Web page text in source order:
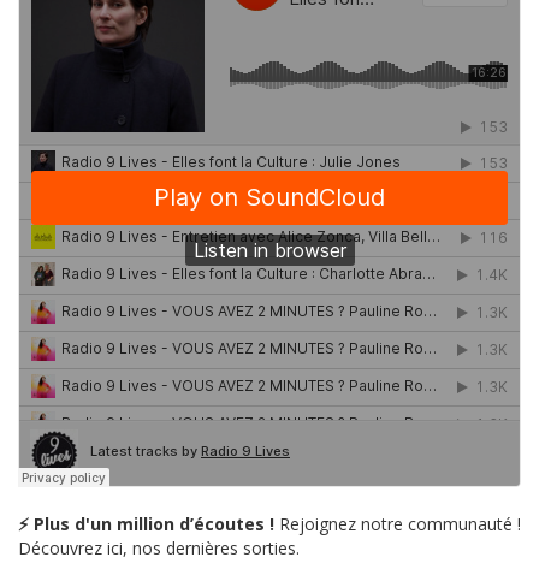
⚡ Plus d'un million d’écoutes ! Rejoignez notre communauté !
Découvrez ici, nos dernières sorties.